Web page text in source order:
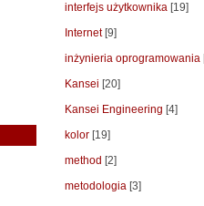
interfejs użytkownika [19]
Internet[9]
inżynieria oprogramowania
Kansei [20]
Kansei Engineering [4]
kolor [19]
method [2]
metodologia [3]